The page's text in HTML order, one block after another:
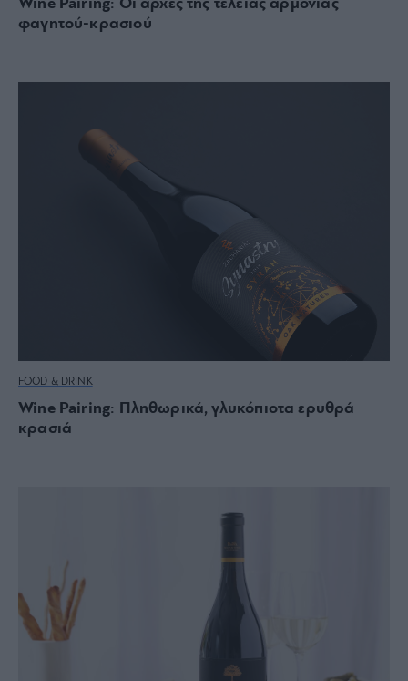
Wine Pairing: Οι αρχές της τέλειας αρμονίας
φαγητού-κρασιού
FOOD & DRINK
Wine Pairing: Πληθωρικά, γλυκόπιοτα ερυθρά
κρασιά